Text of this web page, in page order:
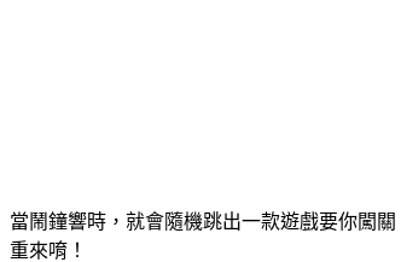
當鬧鐘響時，就會隨機跳出一款遊戲要你闖
重來唷！